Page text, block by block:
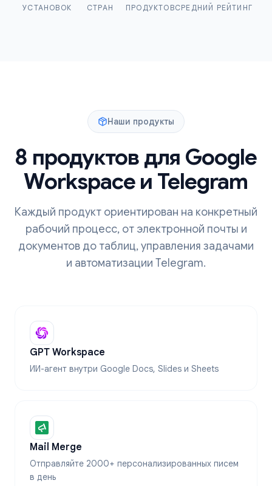
УСТАНОВОК СТРАН ПРОДУКТОВСРЕДНИЙ РЕЙТИНГ
Наши продукты
8 продуктов для Google
Workspace и Telegram
Каждый продукт ориентирован на конкретный
рабочий процесс, от электронной почты и
документов до таблиц, управления задачами
и автоматизации Telegram.
GPT Workspace
ИИ-агент внутри Google Docs, Slides и Sheets
Mail Merge
Отправляйте 2000+ персонализированных писем
в день